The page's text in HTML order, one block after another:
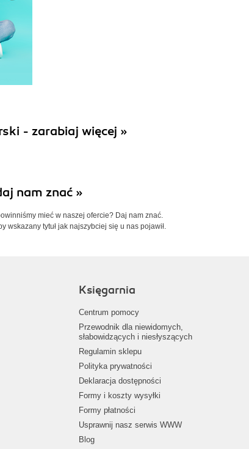
- zarabiaj więcej »
nam znać »
mieć w naszej ofercie? Daj nam znać.
wskazany tytuł jak najszybciej się u nas pojawił.
Księgarnia
Centrum pomocy
Przewodnik dla niewidomych,
słabowidzących i niesłyszących
Regulamin sklepu
Polityka prywatności
Deklaracja dostępności
Formy i koszty wysyłki
Formy płatności
Usprawnij nasz serwis WWW
Blog